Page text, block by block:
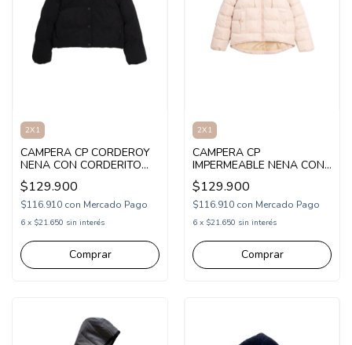
2X1
CAMPERA CP CORDEROY
NENA CON CORDERITO
POR DENTRO (CP265503)
$129.900
$116.910 con Mercado Pago
6 x $21.650 sin interés
Comprar
2X1
CAMPERA CP
IMPERMEABLE NENA CON
CAPUCHA (CP265500)
$129.900
$116.910 con Mercado Pago
6 x $21.650 sin interés
Comprar